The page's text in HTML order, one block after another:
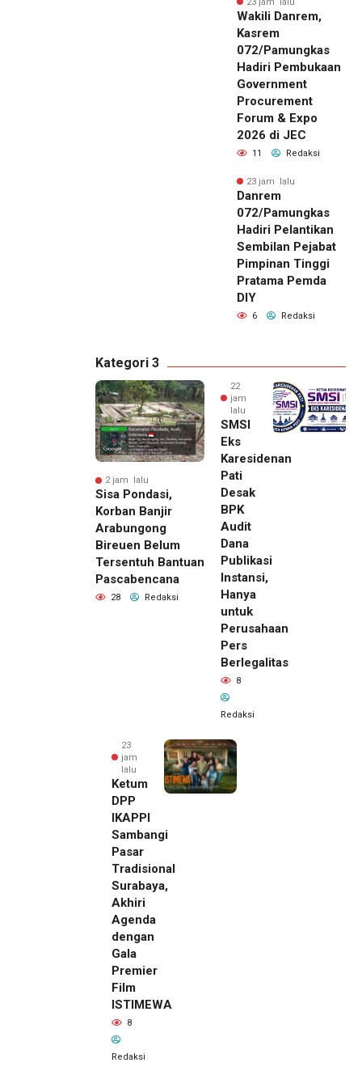
Wakili Danrem,
Kasrem
072/Pamungkas
Hadiri Pembukaan
Government
Procurement
Forum & Expo
2026 di JEC
11 Redaksi
23 jam lalu
Danrem
072/Pamungkas
Hadiri Pelantikan
Sembilan Pejabat
Pimpinan Tinggi
Pratama Pemda
DIY
6 Redaksi
Kategori 3
2 jam lalu
Sisa Pondasi,
Korban Banjir
Arabungong
Bireuen Belum
Tersentuh Bantuan
Pascabencana
28 Redaksi
22
jam
lalu
SMSI
Eks
Karesidenan
Pati
Desak
BPK
Audit
Dana
Publikasi
Instansi,
Hanya
untuk
Perusahaan
Pers
Berlegalitas
8
Redaksi
23
jam
lalu
Ketum
DPP
IKAPPI
Sambangi
Pasar
Tradisional
Surabaya,
Akhiri
Agenda
dengan
Gala
Premier
Film
ISTIMEWA
8
Redaksi